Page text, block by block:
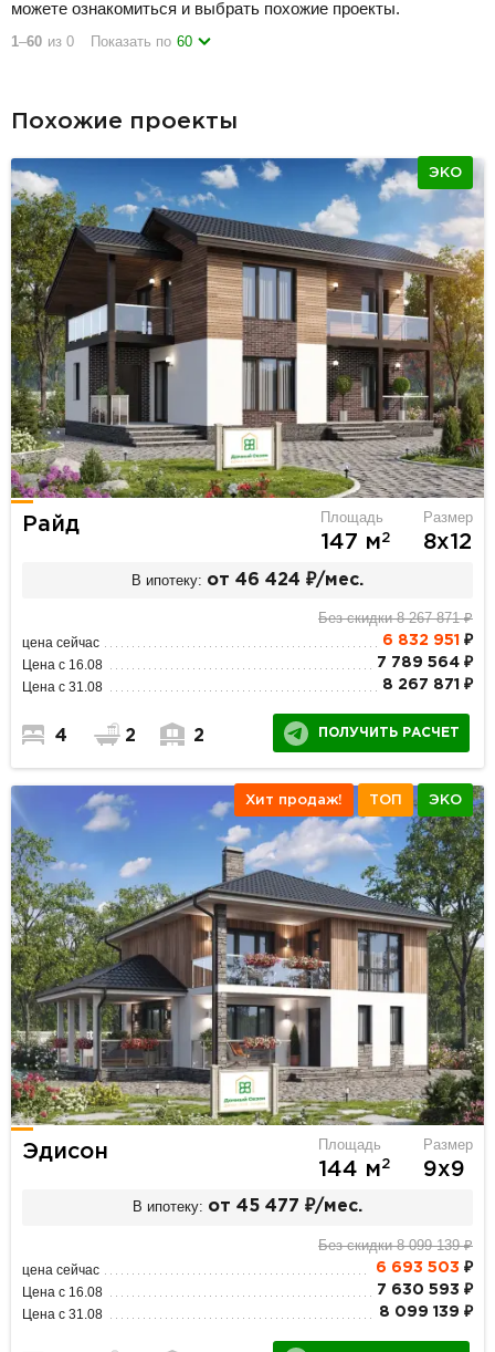
1–60 из 0 Показать по 60
можете ознакомиться и выбрать похожие проекты.
Похожие проекты
ЭКО
Райд Площадь
147 м2
Размер
8х12
В ипотеку: от 46 424 ₽/мес.
Без скидки 8 267 871 ₽
цена сейчас 6 832 951 ₽
Цена с 16.08 7 789 564 ₽
Цена с 31.08 8 267 871 ₽
4 2 2 ПОЛУЧИТЬ РАСЧЕТ
Хит продаж! ТОП ЭКО
Эдисон Площадь
144 м2
Размер
9х9
В ипотеку: от 45 477 ₽/мес.
Без скидки 8 099 139 ₽
цена сейчас 6 693 503 ₽
Цена с 16.08 7 630 593 ₽
Цена с 31.08 8 099 139 ₽